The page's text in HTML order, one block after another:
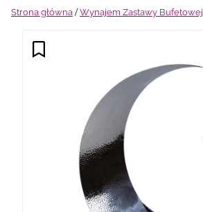
Tekstylia
Gotowanie
Strona główna /Wynajem Zastawy Bufetowej